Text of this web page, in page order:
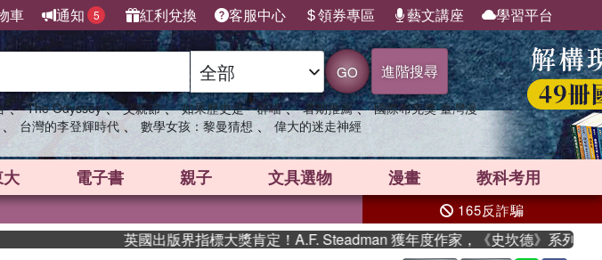
車 通知 5 紅利兌換 客服中心 領券專區 藝文講座 學習平台
GO 進階搜尋
、 The Odyssey 、 父親節 、 如果歷史是一群喵 、 暑期推薦 、 國際布克獎 臺灣漫
、 台灣的李登輝時代 、 數學女孩：黎曼猜想 、 偉大的迷走神經
電子書 親子 文具選物 漫畫 教科考用
165反詐騙
英國出版界指標大獎肯定！A.F. Steadman 獲年度作家，《史坎德》系列帶你踏